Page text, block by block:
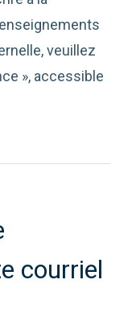
veuillez
», accessible
courriel